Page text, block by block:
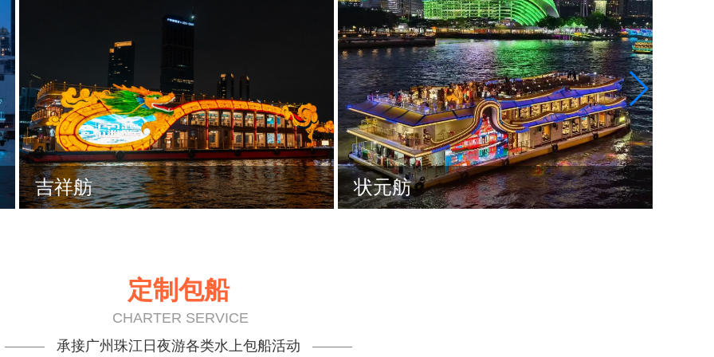
吉祥舫 状元舫
定制包船
CHARTER SERVICE
承接广州珠江日夜游各类水上包船活动